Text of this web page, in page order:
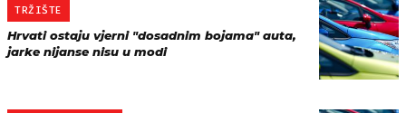
TRŽIŠTE
Hrvati ostaju vjerni "dosadnim bojama" auta,
jarke nijanse nisu u modi